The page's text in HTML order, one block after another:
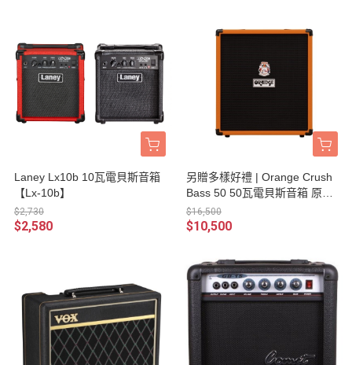
Laney Lx10b 10瓦電貝斯音箱
【Lx-10b】
$2,730
$2,580
另贈多樣好禮 | Orange Crush
Bass 50 50瓦電貝斯音箱 原廠
公司貨 一年保固【音箱專賣店/
英國大廠品牌/橘子音箱】
$16,500
$10,500